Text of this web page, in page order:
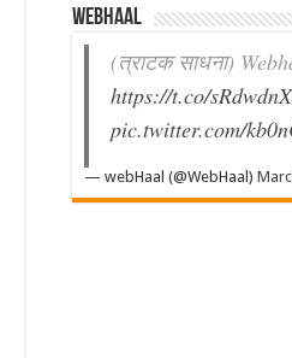
Webhaal
(त्राटक साधना)
https://t.co/
pic.twitter.com/
— webHaal (@WebHaal)